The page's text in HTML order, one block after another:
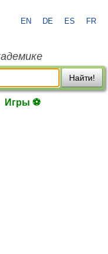
EN DE ES FR
Найти!
Игры ⚽